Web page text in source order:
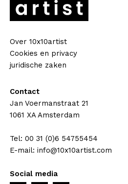
Over 10x10artist
Cookies en privacy
juridische zaken
Contact
Jan Voermanstraat 21
1061 XA Amsterdam
Tel: 00 31 (0)6 54755454
E-mail: info@10x10artist.com
Social media